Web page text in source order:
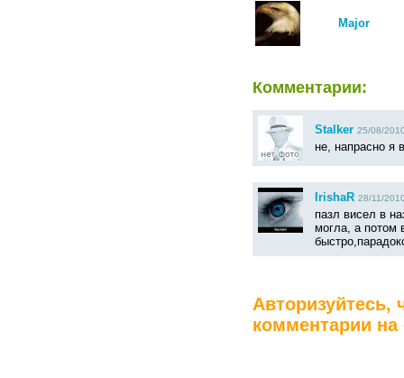
Major
Комментарии:
Stalker 25/08/
не, напрасно я
IrishaR 28/11/
пазл висел в
могла, а потом
Авторизуйтесь,
комментарии на